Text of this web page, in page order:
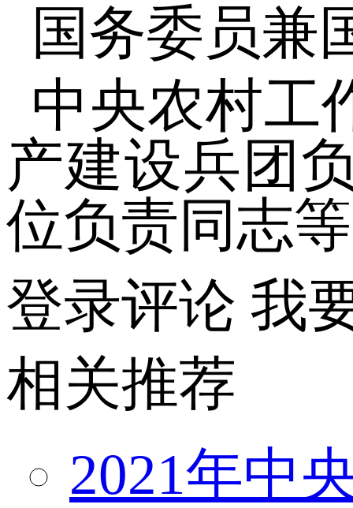
国务委员兼
中央农村工
产建设兵团
位负责同志
登录评论 我
相关推荐
2021年中